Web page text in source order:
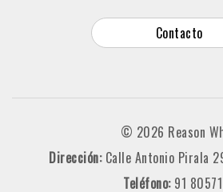
Contacto
© 2026 Reason
Dirección: Calle Antonio Pirala
Teléfono: 91